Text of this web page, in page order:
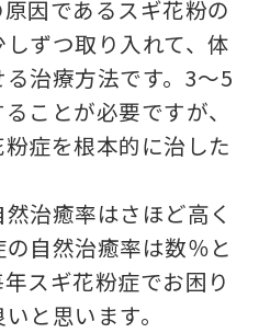
因であるスギ花粉の
ずつ取り入れて、体
治療方法です。3～5
ことが必要ですが、
症を根本的に治した
治癒率はさほど高く
自然治癒率は数％と
スギ花粉症でお困り
と思います。